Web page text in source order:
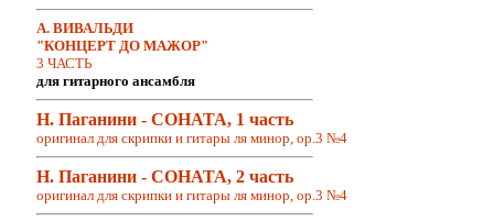
А. ВИВАЛЬДИ
"КОНЦЕРТ ДО МАЖОР"
3 ЧАСТЬ
для гитарного ансамбля
Н. Паганини - СОНАТА, 1 часть
оригинал для скрипки и гитары ля минор, op.3 №4
Н. Паганини - СОНАТА, 2 часть
оригинал для скрипки и гитары ля минор, op.3 №4